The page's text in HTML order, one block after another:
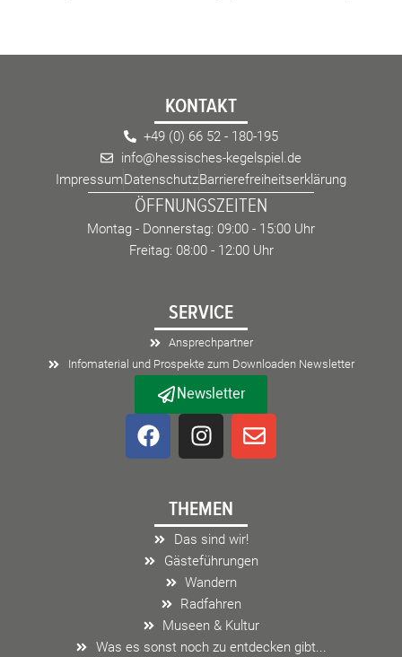
KONTAKT
+49 (0) 66 52 - 180-195
info@hessisches-kegelspiel.de
ImpressumDatenschutzBarrierefreiheitserklärung
ÖFFNUNGSZEITEN
Montag - Donnerstag: 09:00 - 15:00 Uhr
Freitag: 08:00 - 12:00 Uhr
SERVICE
Ansprechpartner
Infomaterial und Prospekte zum Downloaden Newsletter
Newsletter
F
a
o
o
I
n
a
g
r
a
m
E
n
p
THEMEN
Das sind wir!
Gästeführungen
Wandern
Radfahren
Museen & Kultur
Was es sonst noch zu entdecken gibt...